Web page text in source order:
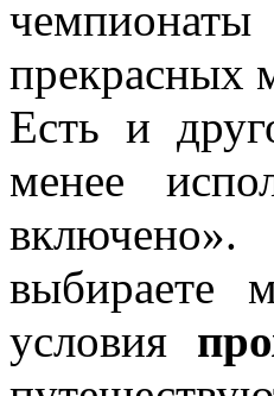
прекрасных
Есть и
менее
выбираете
условия